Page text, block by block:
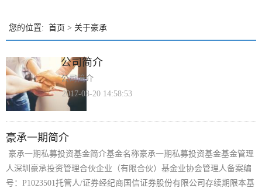
您的位置: 首页 > 关于豪承
公司简介
公司简介
2017-03-20 14:58:53
豪承一期简介
豪承一期私募投资基金简介基金名称豪承一期私募投资基金基金管理
人深圳豪承投资管理合伙企业（有限合伙）基金业协会管理人备案编
号：P1023501托管人/证券经纪商国信证券股份有限公司存续期限本基